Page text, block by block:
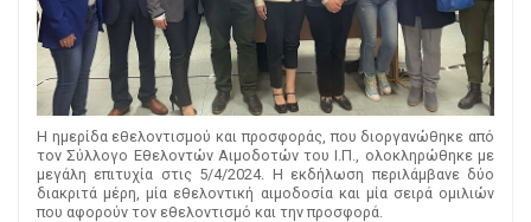
Η ημερίδα εθελοντισμού και προσφοράς, που διοργανώθηκε από
τον Σύλλογο Εθελοντών Αιμοδοτών του Ι.Π., ολοκληρώθηκε με
μεγάλη επιτυχία στις 5/4/2024. Η εκδήλωση περιλάμβανε δύο
διακριτά μέρη, μία εθελοντική αιμοδοσία και μία σειρά ομιλιών
που αφορούν τον εθελοντισμό και την προσφορά.